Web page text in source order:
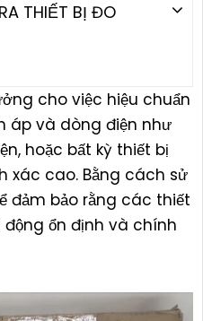
THIẾT BỊ ĐO
cho việc hiệu chuẩn
áp và dòng điện như
hoặc bất kỳ thiết bị
xác cao. Bằng cách sử
đảm bảo rằng các thiết
ổn định và chính